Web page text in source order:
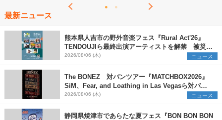
最新ニュース
熊本県人吉市の野外音楽フェス『Rural Act'26』
TENDOUJIら最終出演アーティストを解禁 被災地
支援プロジェクトの始動も発表
2026/08/06 (木) ニュース
The BONEZ 対バンツアー『MATCHBOX2026』
SiM、Fear, and Loathing in Las Vegasら対バン
アーティストを一斉解禁
2026/08/06 (木) ニュース
静岡県焼津市であらたな夏フェス『BON BON BON